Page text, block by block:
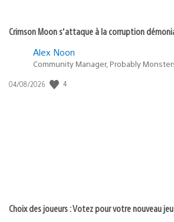
Crimson Moon s’attaque à la corruption
Alex Noon
Community Manager, Probably
Date
04/08/2026 4
Choix des joueurs : Votez pour votre nouveau